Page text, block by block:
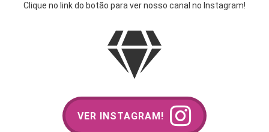
Clique no link do botão para ver nosso canal no Instagram!
VER INSTAGRAM!